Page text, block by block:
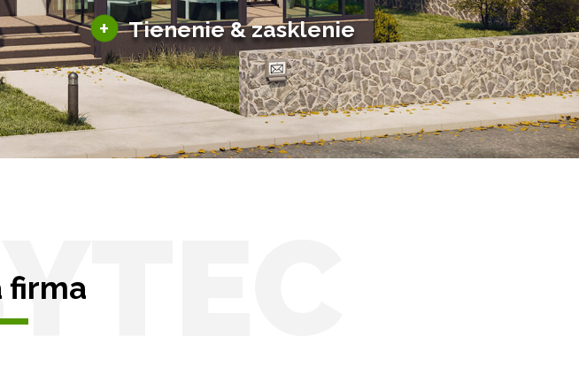
Solárne zimné záhrady
+ Tienenie & zasklenie
Tienenie
Zasklenie
firma